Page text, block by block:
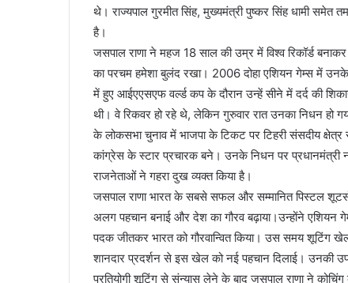
थे। राज्यपाल गुरमीत सिंह, मुख्यमंत्री पुष्कर सिंह धामी समेत
है।
जसपाल राणा ने महज 18 साल की उम्र में विश्व रिकॉर्ड
का परचम हमेशा बुलंद रखा। 2006 दोहा एशियन गेम्स में उनके
में हुए आईएएसएफ वर्ल्ड कप के दौरान उन्हें सीने में दर्द की
थी। वे रिकवर हो रहे थे, लेकिन गुरुवार रात उनका निधन
के लोकसभा चुनाव में भाजपा के टिकट पर टिहरी संसदीय
कांग्रेस के स्टार प्रचारक बने। उनके निधन पर प्रधानमंत्री
राजनेताओं ने गहरा दुख व्यक्त किया है।
जसपाल राणा भारत के सबसे सफल और सम्मानित पिस्टल
अलग पहचान बनाई और देश का गौरव बढ़ाया।उन्होंने एशियन
पदक जीतकर भारत को गौरवान्वित किया। उस समय शूटिंग
शानदार प्रदर्शन से इस खेल को नई पहचान दिलाई। उनकी
प्रतियोगी शूटिंग से संन्यास लेने के बाद जसपाल राणा ने